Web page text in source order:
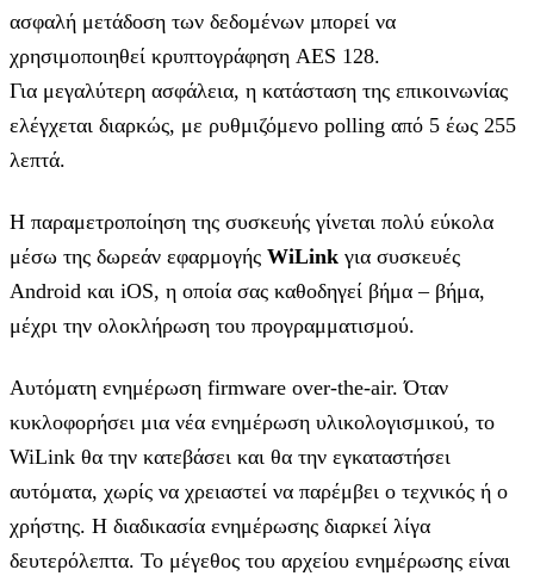
ασφαλή μετάδοση των δεδομένων μπορεί να
χρησιμοποιηθεί κρυπτογράφηση AES 128.
Για μεγαλύτερη ασφάλεια, η κατάσταση της επικοινωνίας
ελέγχεται διαρκώς, με ρυθμιζόμενο polling από 5 έως 255
λεπτά.
Η παραμετροποίηση της συσκευής γίνεται πολύ εύκολα
μέσω της δωρεάν εφαρμογής WiLink για συσκευές
Android και iOS, η οποία σας καθοδηγεί βήμα – βήμα,
μέχρι την ολοκλήρωση του προγραμματισμού.
Αυτόματη ενημέρωση firmware οver-the-air. Όταν
κυκλοφορήσει μια νέα ενημέρωση υλικολογισμικού, το
WiLink θα την κατεβάσει και θα την εγκαταστήσει
αυτόματα, χωρίς να χρειαστεί να παρέμβει ο τεχνικός ή ο
χρήστης. Η διαδικασία ενημέρωσης διαρκεί λίγα
δευτερόλεπτα. Το μέγεθος του αρχείου ενημέρωσης είναι